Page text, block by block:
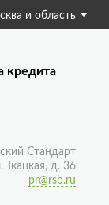
бизнеса
и область
кредита
Стандарт
Ткацкая, д. 36
pr@rsb.ru